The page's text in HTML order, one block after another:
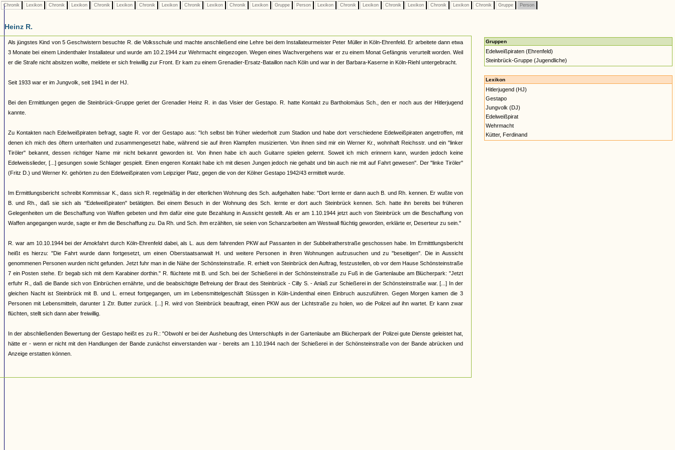
Chronik Lexikon Chronik Lexikon Chronik Lexikon Chronik Lexikon Chronik Lexikon Chronik Lexikon Gruppe Person Lexikon Chronik Lexikon Chronik Lexikon Chronik Lexikon Chronik Gruppe Person
Heinz R.
Als jüngstes Kind von 5 Geschwistern besuchte R. die Volksschule und machte anschließend eine Lehre bei dem Installateurmeister Peter Müller in Köln-Ehrenfeld. Er arbeitete dann etwa
3 Monate bei einem Lindenthaler Installateur und wurde am 10.2.1944 zur Wehrmacht eingezogen. Wegen eines Wachvergehens war er zu einem Monat Gefängnis verurteilt worden. Weil
er die Strafe nicht absitzen wollte, meldete er sich freiwillig zur Front. Er kam zu einem Grenadier-Ersatz-Bataillon nach Köln und war in der Barbara-Kaserne in Köln-Riehl untergebracht.
Seit 1933 war er im Jungvolk, seit 1941 in der HJ.
Bei den Ermittlungen gegen die Steinbrück-Gruppe geriet der Grenadier Heinz R. in das Visier der Gestapo. R. hatte Kontakt zu Bartholomäus Sch., den er noch aus der Hitlerjugend
kannte.
Zu Kontakten nach Edelweißpiraten befragt, sagte R. vor der Gestapo aus: "Ich selbst bin früher wiederholt zum Stadion und habe dort verschiedene Edelweißpiraten angetroffen, mit
denen ich mich des öftern unterhalten und zusammengesetzt habe, während sie auf ihren Klampfen musizierten. Von ihnen sind mir ein Werner Kr., wohnhaft Reichsstr. und ein "linker
Tiröler" bekannt, dessen richtiger Name mir nicht bekannt geworden ist. Von ihnen habe ich auch Guitarre spielen gelernt. Soweit ich mich erinnern kann, wurden jedoch keine
Edelweisslieder, [...] gesungen sowie Schlager gespielt. Einen engeren Kontakt habe ich mit diesen Jungen jedoch nie gehabt und bin auch nie mit auf Fahrt gewesen". Der "linke Tiröler"
(Fritz D.) und Werner Kr. gehörten zu den Edelweißpiraten vom Leipziger Platz, gegen die von der Kölner Gestapo 1942/43 ermittelt wurde.
Im Ermittlungsbericht schreibt Kommissar K., dass sich R. regelmäßig in der elterlichen Wohnung des Sch. aufgehalten habe: "Dort lernte er dann auch B. und Rh. kennen. Er wußte von
B. und Rh., daß sie sich als "Edelweißpiraten" betätigten. Bei einem Besuch in der Wohnung des Sch. lernte er dort auch Steinbrück kennen. Sch. hatte ihn bereits bei früheren
Gelegenheiten um die Beschaffung von Waffen gebeten und ihm dafür eine gute Bezahlung in Aussicht gestellt. Als er am 1.10.1944 jetzt auch von Steinbrück um die Beschaffung von
Waffen angegangen wurde, sagte er ihm die Beschaffung zu. Da Rh. und Sch. ihm erzählten, sie seien von Schanzarbeiten am Westwall flüchtig geworden, erklärte er, Deserteur zu sein."
R. war am 10.10.1944 bei der Amokfahrt durch Köln-Ehrenfeld dabei, als L. aus dem fahrenden PKW auf Passanten in der Subbelratherstraße geschossen habe. Im Ermitttlungsbericht
heißt es hierzu: "Die Fahrt wurde dann fortgesetzt, um einen Oberstaatsanwalt H. und weitere Personen in ihren Wohnungen aufzusuchen und zu "beseitigen". Die in Aussicht
genommenen Personen wurden nicht gefunden. Jetzt fuhr man in die Nähe der Schönsteinstraße. R. erhielt von Steinbrück den Auftrag, festzustellen, ob vor dem Hause Schönsteinstraße
7 ein Posten stehe. Er begab sich mit dem Karabiner dorthin." R. flüchtete mit B. und Sch. bei der Schießerei in der Schönsteinstraße zu Fuß in die Gartenlaube am Blücherpark: "Jetzt
erfuhr R., daß die Bande sich von Einbrüchen ernährte, und die beabsichtigte Befreiung der Braut des Steinbrück - Cilly S. - Anlaß zur Schießerei in der Schönsteinstraße war. [...] In der
gleichen Nacht ist Steinbrück mit B. und L. erneut fortgegangen, um im Lebensmittelgeschäft Stüssgen in Köln-Lindenthal einen Einbruch auszuführen. Gegen Morgen kamen die 3
Personen mit Lebensmitteln, darunter 1 Ztr. Butter zurück. [...] R. wird von Steinbrück beauftragt, einen PKW aus der Lichtstraße zu holen, wo die Polizei auf ihn wartet. Er kann zwar
flüchten, stellt sich dann aber freiwillig.
In der abschließenden Bewertung der Gestapo heißt es zu R.: "Obwohl er bei der Aushebung des Unterschlupfs in der Gartenlaube am Blücherpark der Polizei gute Dienste geleistet hat,
hätte er - wenn er nicht mit den Handlungen der Bande zunächst einverstanden war - bereits am 1.10.1944 nach der Schießerei in der Schönsteinstraße von der Bande abrücken und
Anzeige erstatten können.
Gruppen
Edelweißpiraten (Ehrenfeld)
Steinbrück-Gruppe (Jugendliche)
Lexikon
Hitlerjugend (HJ)
Gestapo
Jungvolk (DJ)
Edelweißpirat
Wehrmacht
Kütter, Ferdinand